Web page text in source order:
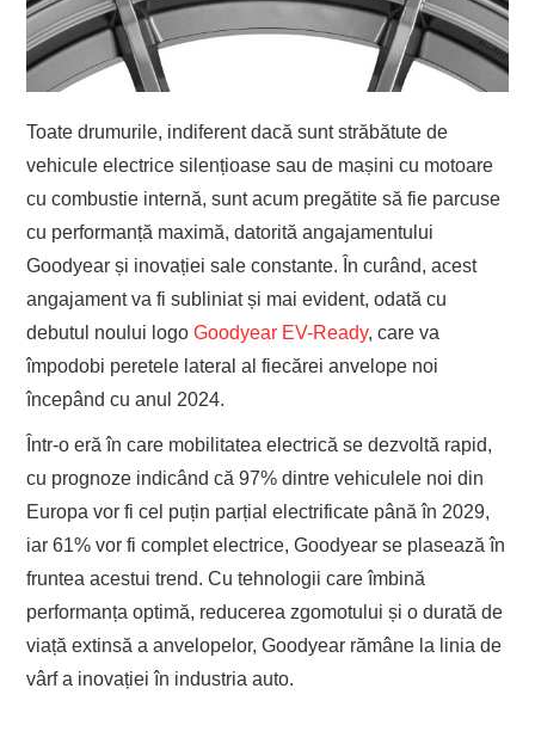
Toate drumurile, indiferent dacă sunt străbătute de
vehicule electrice silențioase sau de mașini cu motoare
cu combustie internă, sunt acum pregătite să fie parcuse
cu performanță maximă, datorită angajamentului
Goodyear și inovației sale constante. În curând, acest
angajament va fi subliniat și mai evident, odată cu
debutul noului logoGoodyear EV-Ready, care va
împodobi peretele lateral al fiecărei anvelope noi
începând cu anul 2024.
Într-o eră în care mobilitatea electrică se dezvoltă rapid,
cu prognoze indicând că 97% dintre vehiculele noi din
Europa vor fi cel puțin parțial electrificate până în 2029,
iar 61% vor fi complet electrice, Goodyear se plasează în
fruntea acestui trend. Cu tehnologii care îmbină
performanța optimă, reducerea zgomotului și o durată de
viață extinsă a anvelopelor, Goodyear rămâne la linia de
vârf a inovației în industria auto.